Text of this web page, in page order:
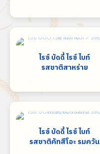
ไรซ์ บัดดี้ ไรซ์ ไบท์
รสชาติสาหร่าย
ไรซ์ บัดดี้ ไรซ์ ไบท์
รสชาติคัทสึโอะ รมควัน